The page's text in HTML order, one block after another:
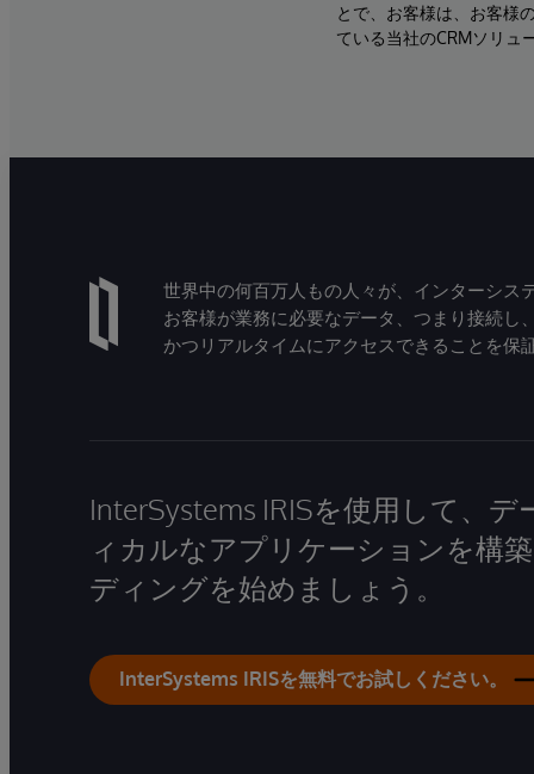
とで、お客様は、お客様
ている当社のCRMソリュ
世界中の何百万人もの人々が、インターシス
お客様が業務に必要なデータ、つまり接続し
かつリアルタイムにアクセスできることを保
InterSystems IRISを使用して、
ィカルなアプリケーションを構
ディングを始めましょう。
InterSystems IRISを無料でお試しください。